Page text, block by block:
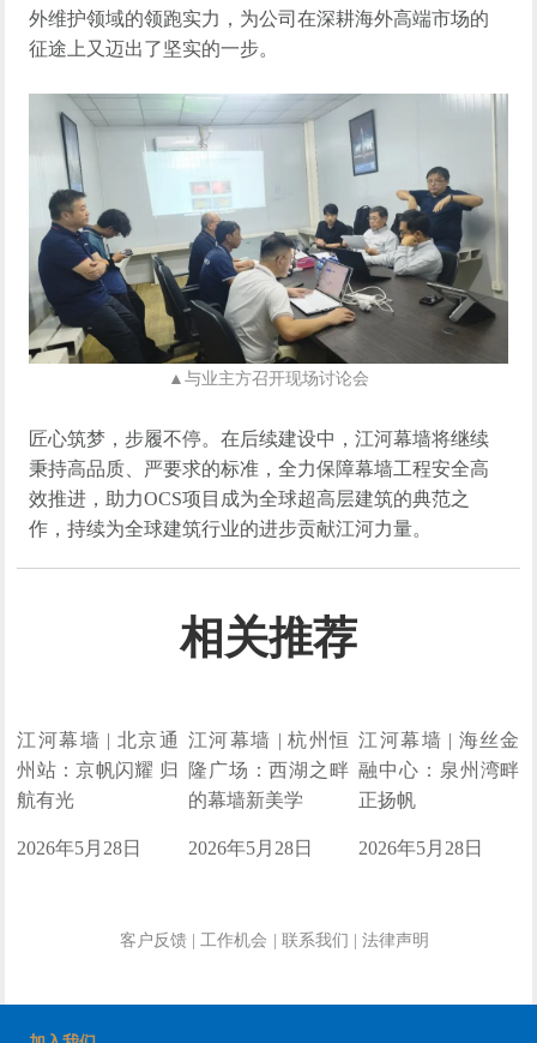
外维护领域的领跑实力， 为公司在深耕海外高端市场的
征途上又迈出了坚实的一步。
▲与业主方召开现场讨论会
匠心筑梦，步履不停。在后续建设中 ，江河幕墙将继续
秉持高品质、严要求的标准，全力保障幕墙工程安全高
效推进 ，助力OCS项目 成为全球超高层建筑的典范之
作，持续为全球建筑行业的进步贡献江河力量。
相关推荐
江河幕墙 | 北京通
州站：京帆闪耀 归
航有光
2026年5月28日
江河幕墙 | 杭州恒
隆广场：西湖之畔
的幕墙新美学
2026年5月28日
江河幕墙 | 海丝金
融中心：泉州湾畔
正扬帆
2026年5月28日
客户反馈 | 工作机会 | 联系我们 | 法律声明